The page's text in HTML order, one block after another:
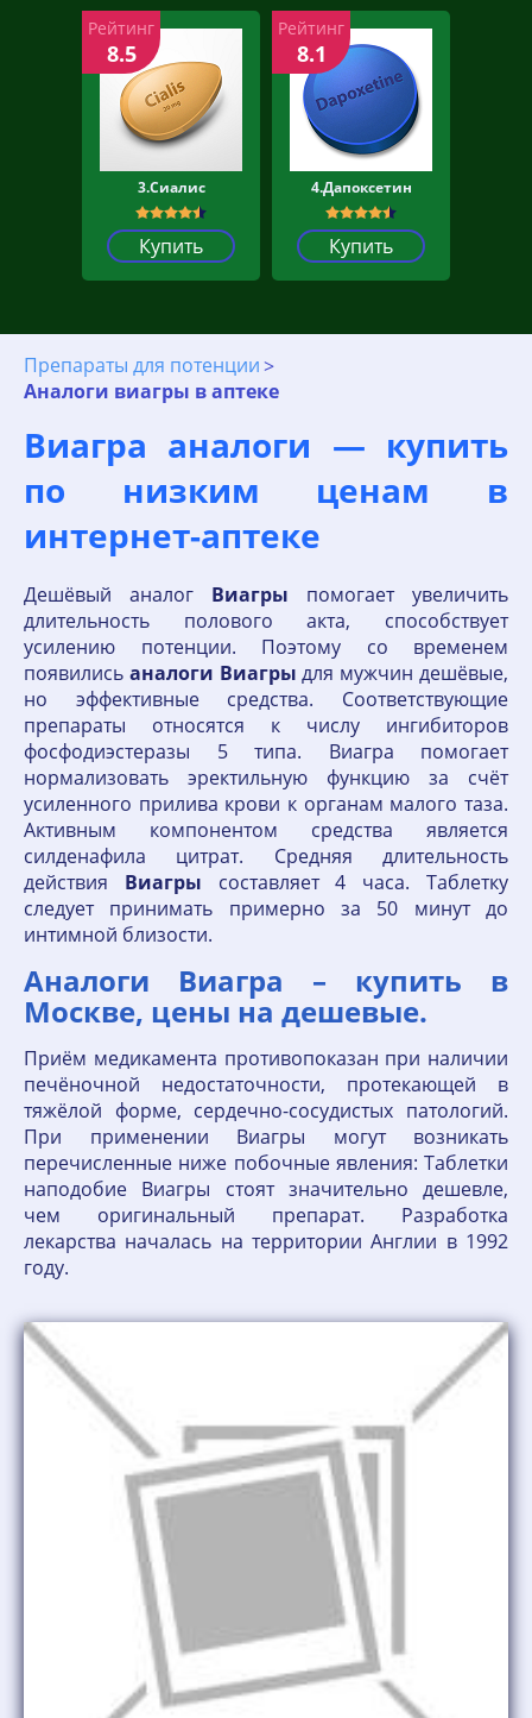
3.Сиалис
Купить
Рейтинг
8.5
4.Дапоксетин
Купить
Рейтинг
8.1
Препараты для потенции
Аналоги виагры в аптеке
Виагра аналоги — купить
по низким ценам в
интернет-аптеке
Дешёвый аналог Виагры помогает увеличить
длительность полового акта, способствует
усилению потенции. Поэтому со временем
появились аналоги Виагры для мужчин дешёвые,
но эффективные средства. Соответствующие
препараты относятся к числу ингибиторов
фосфодиэстеразы 5 типа. Виагра помогает
нормализовать эректильную функцию за счёт
усиленного прилива крови к органам малого таза.
Активным компонентом средства является
силденафила цитрат. Средняя длительность
действия Виагры составляет 4 часа. Таблетку
следует принимать примерно за 50 минут до
интимной близости.
Аналоги Виагра – купить в
Москве, цены на дешевые.
Приём медикамента противопоказан при наличии
печёночной недостаточности, протекающей в
тяжёлой форме, сердечно-сосудистых патологий.
При применении Виагры могут возникать
перечисленные ниже побочные явления: Таблетки
наподобие Виагры стоят значительно дешевле,
чем оригинальный препарат. Разработка
лекарства началась на территории Англии в 1992
году.